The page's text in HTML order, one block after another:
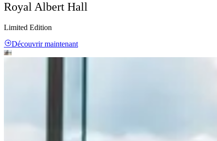
Royal Albert Hall
Limited Edition
Découvrir maintenant